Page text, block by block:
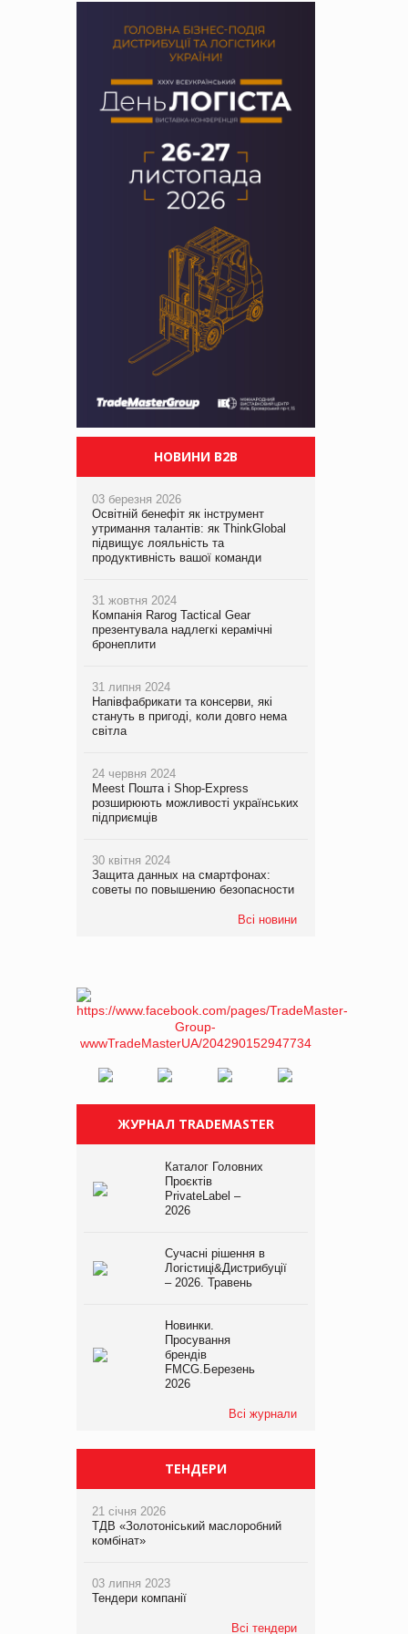
НОВИНИ B2B
03 березня 2026
Освітній бенефіт як інструмент
утримання талантів: як ThinkGlobal
підвищує лояльність та
продуктивність вашої команди
31 жовтня 2024
Компанія Rarog Tactical Gear
презентувала надлегкі керамічні
бронеплити
31 липня 2024
Напівфабрикати та консерви, які
стануть в пригоді, коли довго нема
світла
24 червня 2024
Meest Пошта і Shop-Express
розширюють можливості українських
підприємців
30 квітня 2024
Защита данных на смартфонах:
советы по повышению безопасности
Всі новини
ЖУРНАЛ TRADEMASTER
Каталог Головних
Проєктів
PrivateLabel –
2026
Сучасні рішення в
Логістиці&Дистрибуції
– 2026. Травень
Новинки.
Просування
брендів
FMCG.Березень
2026
Всі журнали
ТЕНДЕРИ
21 січня 2026
ТДВ «Золотоніський маслоробний
комбінат»
03 липня 2023
Тендери компанії
Всі тендери